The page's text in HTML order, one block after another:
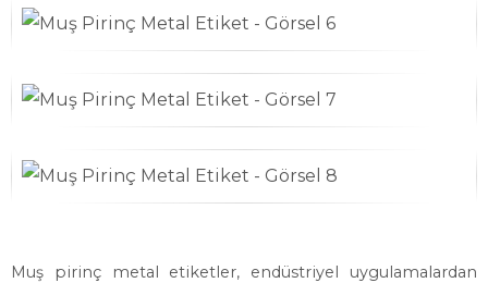
Muş pirinç metal etiketler, endüstriyel uygulamalardan